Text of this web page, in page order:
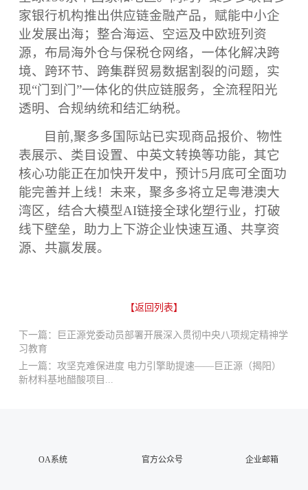
家银行机构推出供应链金融产品，赋能中小企
业发展出海；整合海运、空运及中欧班列资
源，布局海外仓与保税仓网络，一体化解决跨
境、跨环节、跨集群贸易数据割裂的问题，实
现“门到门”一体化的供应链服务，全流程阳光
透明、合规纳统和结汇纳税。
目前,聚多多国际站已实现商品报价、物性
表展示、类目设置、中英文转换等功能，其它
核心功能正在加快开发中，预计5月底可全面功
能完善并上线！未来，聚多多将立足粤港澳大
湾区，结合大模型AI链接全球化塑行业，打破
线下壁垒，助力上下游企业快速互通、共享资
源、共赢发展。
【返回列表】
下一篇：巨正源党委动员部署开展深入贯彻中央八项规定精神学
习教育
上一篇：攻坚克难保进度 电力引擎助提速——巨正源（揭阳）
新材料基地醋酸项目...
OA系统 官方公众号 企业邮箱